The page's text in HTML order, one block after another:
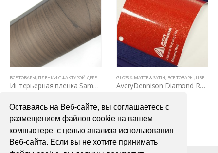
Оставаясь на Веб-сайте, вы соглашаетесь с
размещением файлов cookie на вашем
компьютере, с целью анализа использования
Веб-сайта. Если вы не хотите принимать
АВТОВИНИЛ ORACAL (ГЕРМАНИЯ),GLOSS
ВСЕ ТОВАРЫ, ПЛЕНКИ С ФАКТУРОЙ ДЕРЕВА И КОЖИ ,ЦВЕТНЫЕ ВИНИЛОВЫЕ ПЛЕНКИ
Интерьерная пленка Samsung SG 5507
В КОРЗИНУ
GLOSS & MATTE & SATIN, ВСЕ ТОВАРЫ, ЦВЕТНЫЕ ВИНИЛОВЫЕ ПЛЕНКИ
AveryDennison Diamond Red (красный металлик)
В КОРЗИНУ